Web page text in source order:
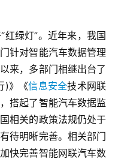
绿灯”。近年来，我国
针对智能汽车数据管理
来，多部门相继出台了
)》《信息安全技术网联
搭起了智能汽车数据监
相关的政策法规仍处于
待明晰完善。相关部门
快完善智能网联汽车数